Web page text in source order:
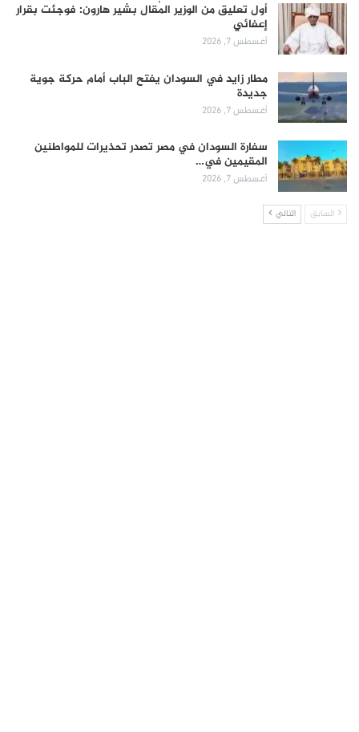
أول تعليق من الوزير المُقال بشير هارون: فوجئت بقرار
إعفائي
أغسطس 7, 2026
مطار زايد في السودان يفتح الباب أمام حركة جوية
جديدة
أغسطس 7, 2026
سفارة السودان في مصر تصدر تحذيرات للمواطنين
المقيمين في…
أغسطس 7, 2026
السابق التالي